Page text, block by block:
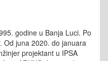
godine u Banja Luci. Po
Od juna 2020. do januara
projektant u IPSA